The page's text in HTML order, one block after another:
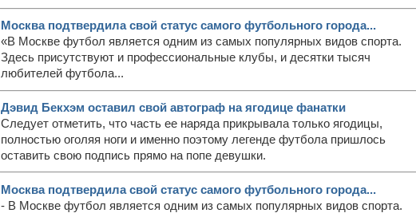
Москва подтвердила свой статус самого футбольного города...
«В Москве футбол является одним из самых популярных видов спорта.
Здесь присутствуют и профессиональные клубы, и десятки тысяч
любителей футбола...
Дэвид Бекхэм оставил свой автограф на ягодице фанатки
Следует отметить, что часть ее наряда прикрывала только ягодицы,
полностью оголяя ноги и именно поэтому легенде футбола пришлось
оставить свою подпись прямо на попе девушки.
Москва подтвердила свой статус самого футбольного города...
- В Москве футбол является одним из самых популярных видов спорта.